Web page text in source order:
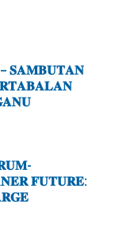
𝐒𝐀𝐌𝐁𝐔𝐓𝐀𝐍
𝐅𝐔𝐓𝐔𝐑𝐄: